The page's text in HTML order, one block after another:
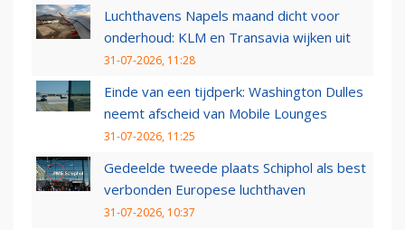
Luchthavens Napels maand dicht voor
onderhoud: KLM en Transavia wijken uit
31-07-2026, 11:28
Einde van een tijdperk: Washington Dulles
neemt afscheid van Mobile Lounges
31-07-2026, 11:25
Gedeelde tweede plaats Schiphol als best
verbonden Europese luchthaven
31-07-2026, 10:37